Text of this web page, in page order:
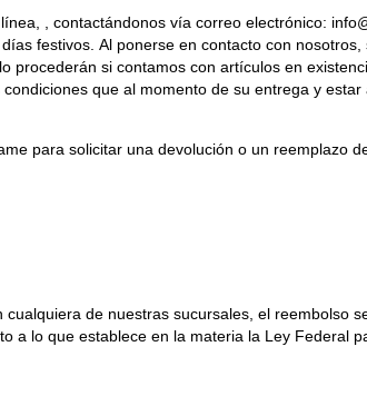
, contactándonos vía correo electrónico:
festivos. Al ponerse en contacto con
procederán si contamos con artículos en
que al momento de su entrega y
para solicitar una devolución o un reemplazo
de nuestras sucursales, el reembolso
a lo que establece en la materia la Ley Federal